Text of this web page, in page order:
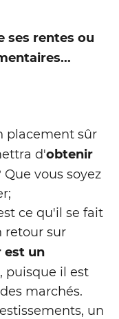
ses rentes ou
placement sûr
d'obtenir
Que vous soyez
ce qu'il se fait
retour sur
est un
, puisque il est
marchés.
un